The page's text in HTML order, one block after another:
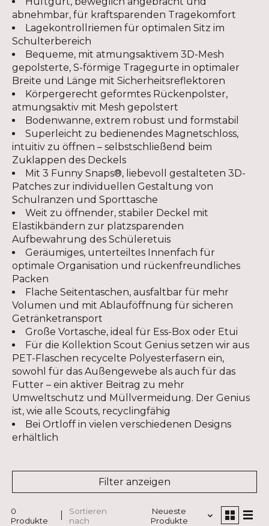
abnehmbar, für kraftsparenden Tragekomfort
Lagekontrollriemen für optimalen Sitz im
Schulterbereich
Bequeme, mit atmungsaktivem 3D-Mesh
gepolsterte, S-förmige Tragegurte in optimaler
Breite und Länge mit Sicherheitsreflektoren
Körpergerecht geformtes Rückenpolster,
atmungsaktiv mit Mesh gepolstert
Bodenwanne, extrem robust und formstabil
Superleicht zu bedienendes Magnetschloss,
intuitiv zu öffnen – selbstschließend beim
Zuklappen des Deckels
Mit 3 Funny Snaps®, liebevoll gestalteten 3D-
Patches zur individuellen Gestaltung von
Schulranzen und Sporttasche
Weit zu öffnender, stabiler Deckel mit
Elastikbändern zur platzsparenden
Aufbewahrung des Schüleretuis
Geräumiges, unterteiltes Innenfach für
optimale Organisation und rückenfreundliches
Packen
Flache Seitentaschen, ausfaltbar für mehr
Volumen und mit Ablauföffnung für sicheren
Getränketransport
Große Vortasche, ideal für Ess-Box oder Etui
Für die Kollektion Scout Genius setzen wir aus
PET-Flaschen recycelte Polyesterfasern ein,
sowohl für das Außengewebe als auch für das
Futter – ein aktiver Beitrag zu mehr
Umweltschutz und Müllvermeidung. Der Genius
ist, wie alle Scouts, recyclingfähig
Bei Ortloff in vielen verschiedenen Designs
erhältlich
Filter anzeigen
0
Produkte
Sortieren
nach
Neueste
Produkte